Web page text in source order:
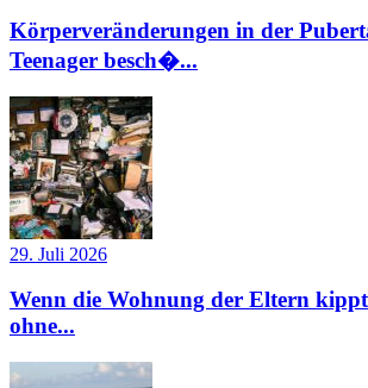
Körperveränderungen in der
Teenager besch�...
29. Juli 2026
Wenn die Wohnung der Eltern
ohne...